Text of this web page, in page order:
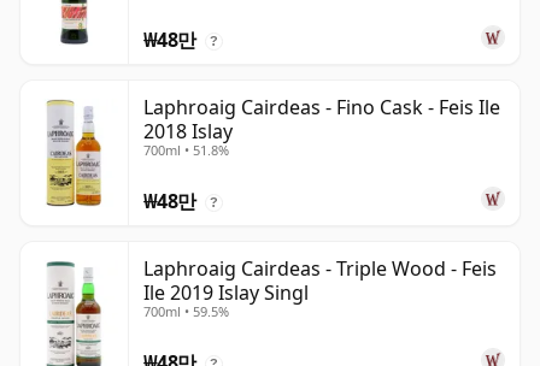
₩48만 ?
Laphroaig Cairdeas - Fino Cask - Feis Ile
2018 Islay
700ml • 51.8%
₩48만 ?
Laphroaig Cairdeas - Triple Wood - Feis
Ile 2019 Islay Singl
700ml • 59.5%